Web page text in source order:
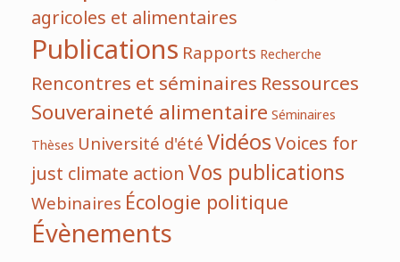
agricoles et alimentaires
PublicationsRapportsRecherche
Rencontres et séminairesRessources
Souveraineté alimentaireSéminaires
Thèses Université d'étéVidéosVoices for
just climate actionVos publications
WebinairesÉcologie politique
Évènements